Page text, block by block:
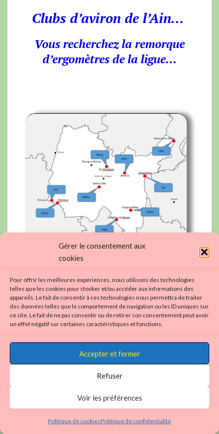
Gérer le consentement aux
cookies
Pour offrir les meilleures expériences, nous utilisons des technologies
telles que les cookies pour stocker et/ou accéder aux informations des
appareils. Le fait de consentir à ces technologies nous permettra de traiter
des données telles que le comportement de navigation ou les ID uniques sur
ce site. Le fait de ne pas consentir ou de retirer son consentement peut avoir
un effet négatif sur certaines caractéristiques et fonctions.
Accepter et fermer
Refuser
Voir les préférences
Politique de cookiesPolitique de confidentialité
Clubs d’aviron de l’Ain…
Vous recherchez la remorque
d’ergomètres de la ligue…
LES CLUBS DE L’AIN
Vous recherchez un club
d’aviron dans l’Ain ?…